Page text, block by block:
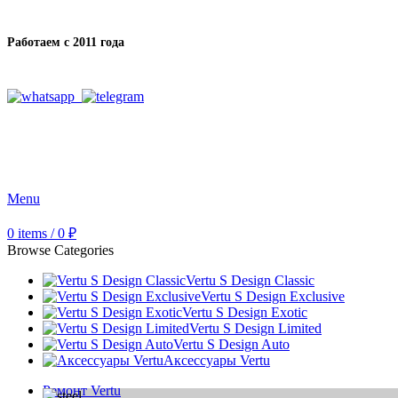
Работаем с 2011 года
Menu
0 items / 0 ₽
Browse Categories
Vertu S Design Classic
Vertu S Design Exclusive
Vertu S Design Exotic
Vertu S Design Limited
Vertu S Design Auto
Аксессуары Vertu
Ремонт Vertu